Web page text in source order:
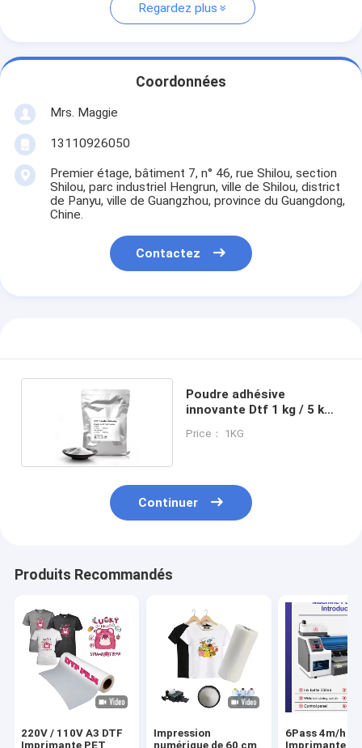
Regardez plus
Coordonnées
Mrs. Maggie
13110926050
Premier étage, bâtiment 7, n° 46, rue Shilou, section
Shilou, parc industriel Hengrun, ville de Shilou, district
de Panyu, ville de Guangzhou, province du Guangdong,
Chine.
Contactez
Poudre adhésive
innovante Dtf 1 kg / 5 kg /
Price： 1KG
Continuer
Produits Recommandés
220V / 110V A3 DTF
Imprimante PET
Impression
numérique de 60 cm
6Pass 4m/h
Imprimante